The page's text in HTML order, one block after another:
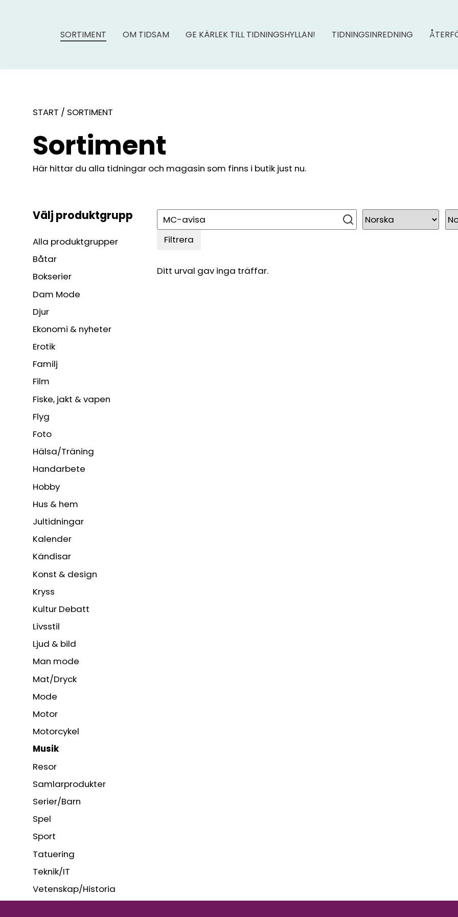
SORTIMENT OM TIDSAM GE KÄRLEK TILL TIDNINGSHYLLAN! TIDNINGSINREDNING
START / SORTIMENT
Sortiment
Här hittar du alla tidningar och magasin som finns i butik just nu.
Välj produktgrupp
Alla produktgrupper
Båtar
Bokserier
Dam Mode
Djur
Ekonomi & nyheter
Erotik
Familj
Film
Fiske, jakt & vapen
Flyg
Foto
Hälsa/Träning
Handarbete
Hobby
Hus & hem
Jultidningar
Kalender
Kändisar
Konst & design
Kryss
Kultur Debatt
Livsstil
Ljud & bild
Man mode
Mat/Dryck
Mode
Motor
Motorcykel
Musik
Resor
Samlarprodukter
Serier/Barn
Spel
Sport
Tatuering
Teknik/IT
Vetenskap/Historia
Sök
Filtrera
Ditt urval gav inga träffar.